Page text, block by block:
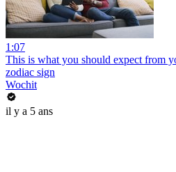
1:07
This is what you should expect from
zodiac sign
Wochit
il y a 5 ans